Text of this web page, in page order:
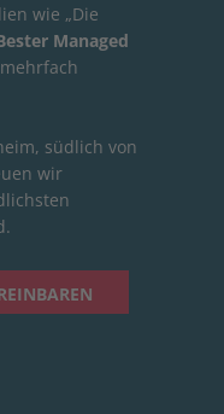
wie „Die
Managed
südlich von
wir